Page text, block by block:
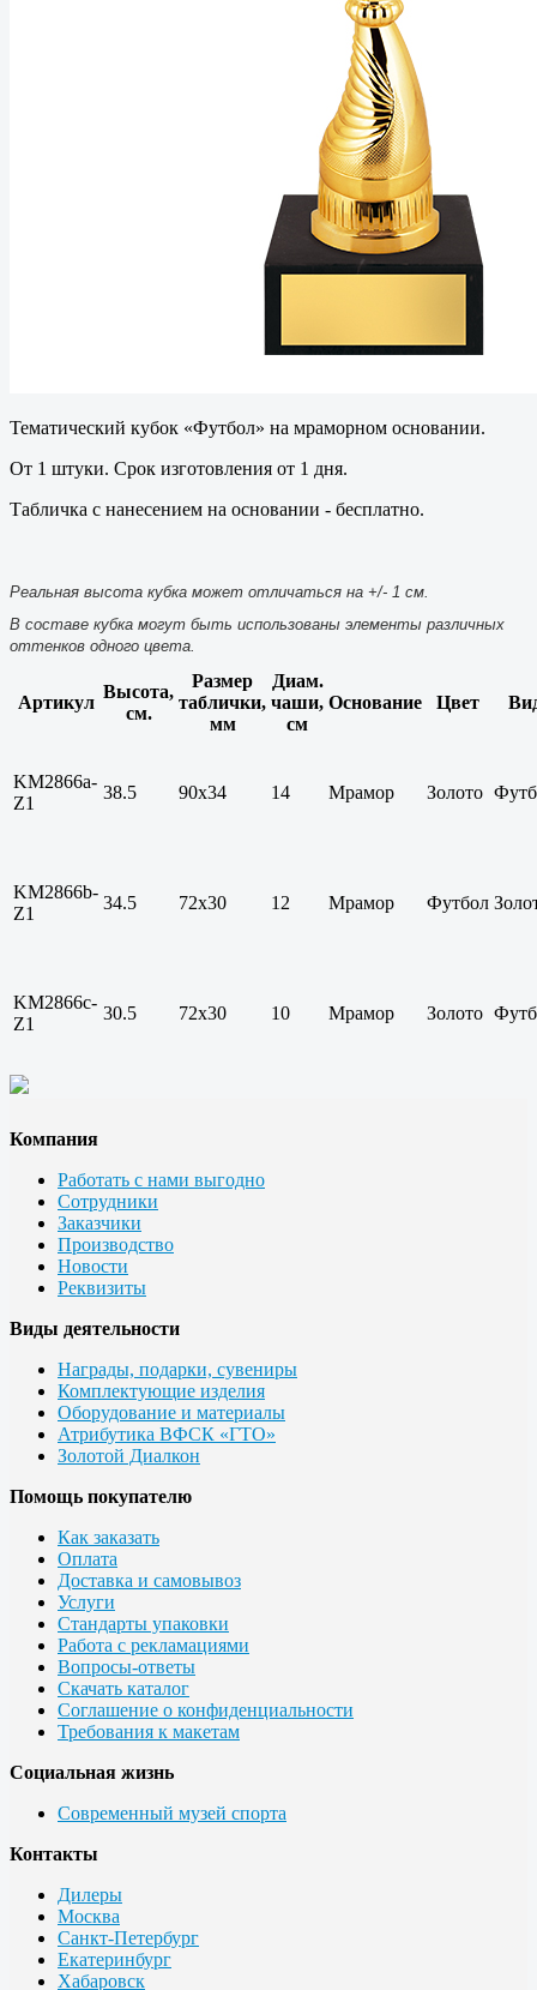
Тематический кубок «Футбол» на мраморном основании.
От 1 штуки. Срок изготовления от 1 дня.
Табличка с нанесением на основании - бесплатно.
Реальная высота кубка может отличаться на +/- 1 см.
В составе кубка могут быть использованы элементы различных
оттенков одного цвета.
Артикул
Высота,
см.
Размер
таблички,
мм
Диам.
чаши,
см
Основание Цвет
KM2866a-
Z1
38.5 90х34 14 Мрамор Золото
KM2866b-
Z1
34.5 72х30 12 Мрамор Футбол
KM2866c-
Z1
30.5 72х30 10 Мрамор Золото
Компания
Работать с нами выгодно
Сотрудники
Заказчики
Производство
Новости
Реквизиты
Виды деятельности
Награды, подарки, сувениры
Комплектующие изделия
Оборудование и материалы
Атрибутика ВФСК «ГТО»
Золотой Диалкон
Помощь покупателю
Как заказать
Оплата
Доставка и самовывоз
Услуги
Стандарты упаковки
Работа с рекламациями
Вопросы-ответы
Скачать каталог
Соглашение о конфиденциальности
Требования к макетам
Социальная жизнь
Современный музей спорта
Контакты
Дилеры
Москва
Санкт-Петербург
Екатеринбург
Хабаровск